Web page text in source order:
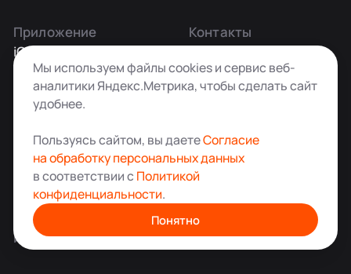
Приложение
iOS
Android
Контакты
Заказать звонок
+7 495 181-55-45
info@kladovkin.ru
Аренда склада для хранения вещей в Москве
© ООО «Кладовкин» 2026. Все права защищены
ИНН:7100007940 ОГРН:1217100007805
Мы используем файлы cookies и сервис веб-
аналитики Яндекс.Метрика, чтобы сделать сайт
удобнее.
Пользуясь сайтом, вы даетеСогласие
на обработку персональных данных
в соответствии с Политикой
конфиденциальности.
Понятно